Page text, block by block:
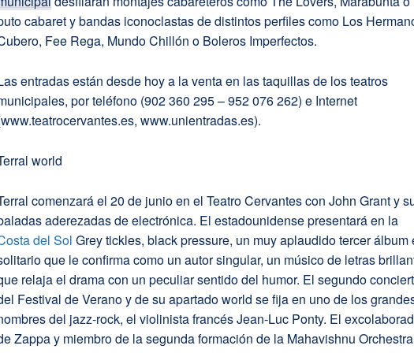
cabaret y bandas iconoclastas de distintos perfiles como Los
Fee Rega, Mundo Chillón o Boleros Imperfectos.
entradas están desde hoy a la venta en las taquillas de los teatros
por teléfono (902 360 295 – 952 076 262) e Internet
www.unientradas.es).
world
comenzará el 20 de junio en el Teatro Cervantes con John Grant y
aderezadas de electrónica. El estadounidense presentará en la
del Sol Grey tickles, black pressure, un muy aplaudido tercer álbum
que le confirma como un autor singular, un músico de letras
relaja el drama con un peculiar sentido del humor. El segundo
Festival de Verano y de su apartado world se fija en uno de los
del jazz-rock, el violinista francés Jean-Luc Ponty. El
Zappa y miembro de la segunda formación de la Mahavishnu Orchestra